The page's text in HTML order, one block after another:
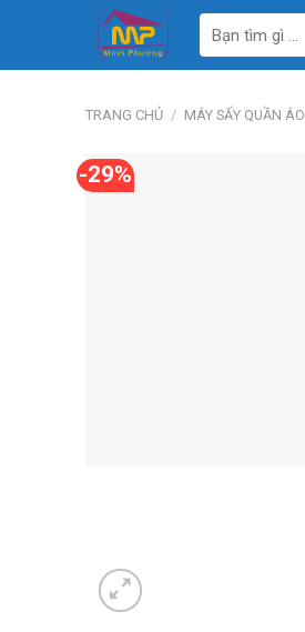
nội
kiếm:
TRANG CHỦ / MÁY SẤY QUẦN ÁO
-29%